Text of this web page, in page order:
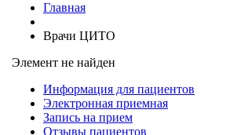
Главная
Врачи ЦИТО
Элемент не найден
Информация для пациентов
Электронная приемная
Запись на прием
Отзывы пациентов